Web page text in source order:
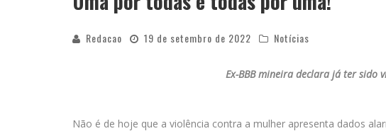
Redacao 19 de setembro de 2022 Notícias
Ex-BBB mineira declara já ter sido
Não é de hoje que a violência contra a mulher apresenta dados